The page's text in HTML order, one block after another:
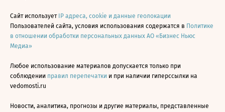
Сайт использует IP адреса, cookie и данные геолокации
Пользователей сайта, условия использования содержатся в Политике
в отношении обработки персональных данных АО «Бизнес Ньюс
Медиа»
Любое использование материалов допускается только при
соблюдении правил перепечатки и при наличии гиперссылки на
vedomosti.ru
Новости, аналитика, прогнозы и другие материалы, представленные